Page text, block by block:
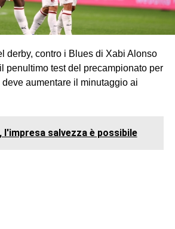
derby, contro i Blues di Xabi Alonso
penultimo test del precampionato per
aumentare il minutaggio ai
l'impresa salvezza è possibile